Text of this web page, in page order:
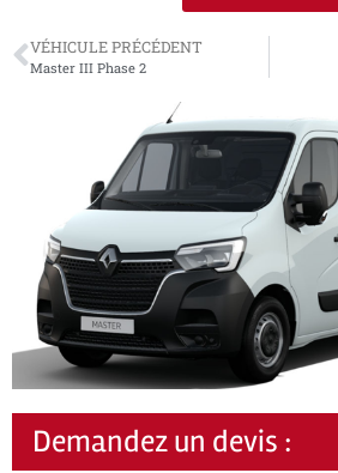
VÉHICULE PRÉCÉDENT
Master III Phase 2
Demandez un devis :